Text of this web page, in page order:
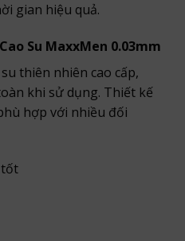
gian hiệu quả.
Su MaxxMen 0.03mm
thiên nhiên cao cấp,
khi sử dụng. Thiết kế
hợp với nhiều đối